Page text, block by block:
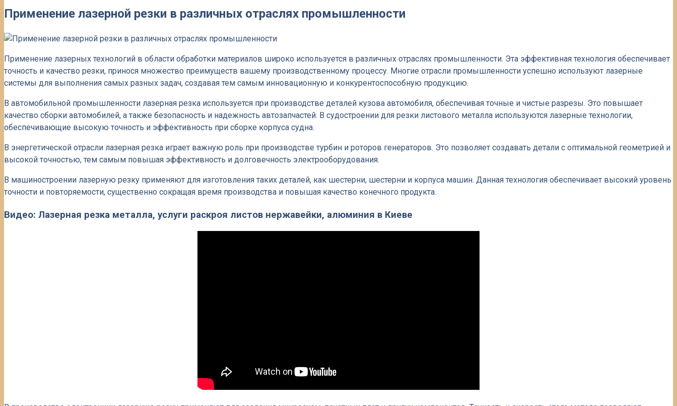
Применение лазерной резки в различных отраслях промышленности
Применение лазерных технологий в области обработки материалов широко используется в различных отраслях промышленности. Эта эффективная технология обеспечивает
точность и качество резки, принося множество преимуществ вашему производственному процессу. Многие отрасли промышленности успешно используют лазерные
системы для выполнения самых разных задач, создавая тем самым инновационную и конкурентоспособную продукцию.
В автомобильной промышленности лазерная резка используется при производстве деталей кузова автомобиля, обеспечивая точные и чистые разрезы. Это повышает
качество сборки автомобилей, а также безопасность и надежность автозапчастей. В судостроении для резки листового металла используются лазерные технологии,
обеспечивающие высокую точность и эффективность при сборке корпуса судна.
В энергетической отрасли лазерная резка играет важную роль при производстве турбин и роторов генераторов. Это позволяет создавать детали с оптимальной геометрией и
высокой точностью, тем самым повышая эффективность и долговечность электрооборудования.
В машиностроении лазерную резку применяют для изготовления таких деталей, как шестерни, шестерни и корпуса машин. Данная технология обеспечивает высокий уровень
точности и повторяемости, существенно сокращая время производства и повышая качество конечного продукта.
Видео: Лазерная резка металла, услуги раскроя листов нержавейки, алюминия в Киеве